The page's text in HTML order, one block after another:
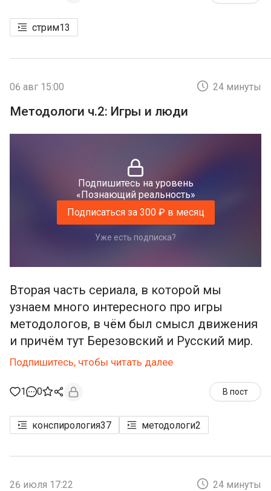
стрим13
06 авг 15:00 24 минуты
Методологи ч.2: Игры и люди
Подпишитесь на уровень
«Познающий реальность»
Подписаться за 300 ₽ в месяц
Уже есть подписка?
Вторая часть сериала, в которой мы
узнаем много интересного про игры
методологов, в чём был смысл движения
и причём тут Березовский и Русский мир.
Подпишитесь, чтобы читать далее
1 0 В пост
конспирология37 методологи2
26 июля 17:22 24 минуты